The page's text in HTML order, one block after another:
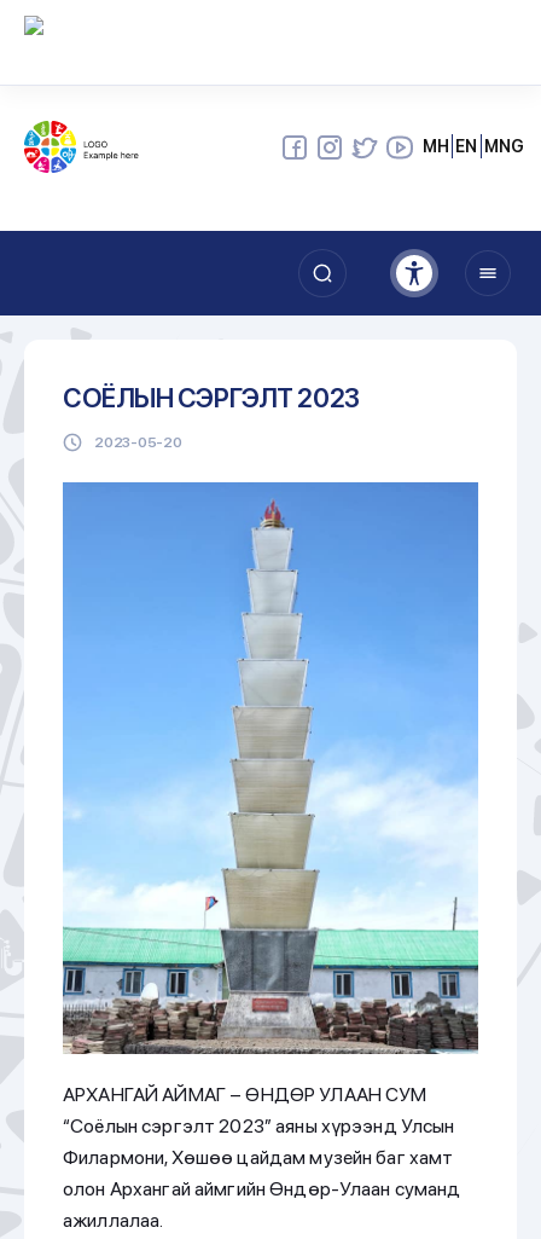
МН EN MNG
СОЁЛЫН СЭРГЭЛТ 2023
2023-05-20
АРХАНГАЙ АЙМАГ – ӨНДӨР УЛААН СУМ
“Соёлын сэргэлт 2023” аяны хүрээнд Улсын
Филармони, Хөшөө цайдам музейн баг хамт
олон Архангай аймгийн Өндөр-Улаан суманд
ажиллалаа.